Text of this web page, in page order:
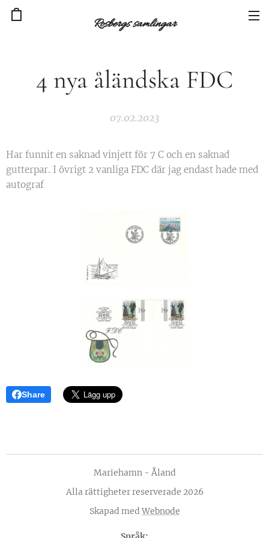
Rosbergs samlingar
4 nya åländska FDC
07.02.2023
Har funnit en saknad vinjett för 7 C och en saknad
gutterpar. I övrigt 2 vanliga FDC där jag endast hade med
autograf
Share
Mariehamn - Åland
Alla rättigheter reserverade 2026
Skapad medWebnode